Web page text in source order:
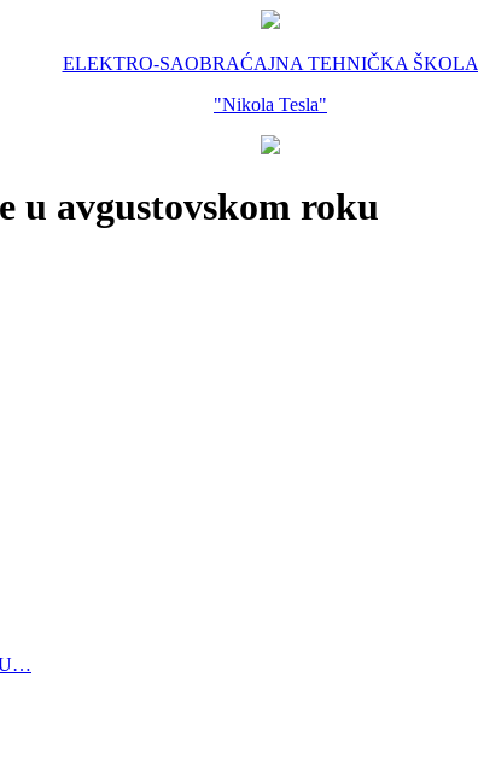
ELEKTRO-SAOBRAĆAJNA TEHNIČKA ŠKOLA
"Nikola Tesla"
u avgustovskom roku
U…